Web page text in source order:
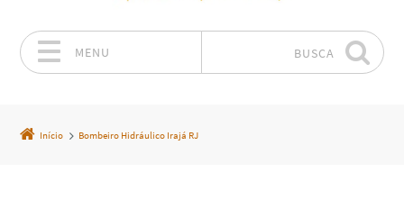
MENU BUSCA
Início Bombeiro Hidráulico Irajá RJ